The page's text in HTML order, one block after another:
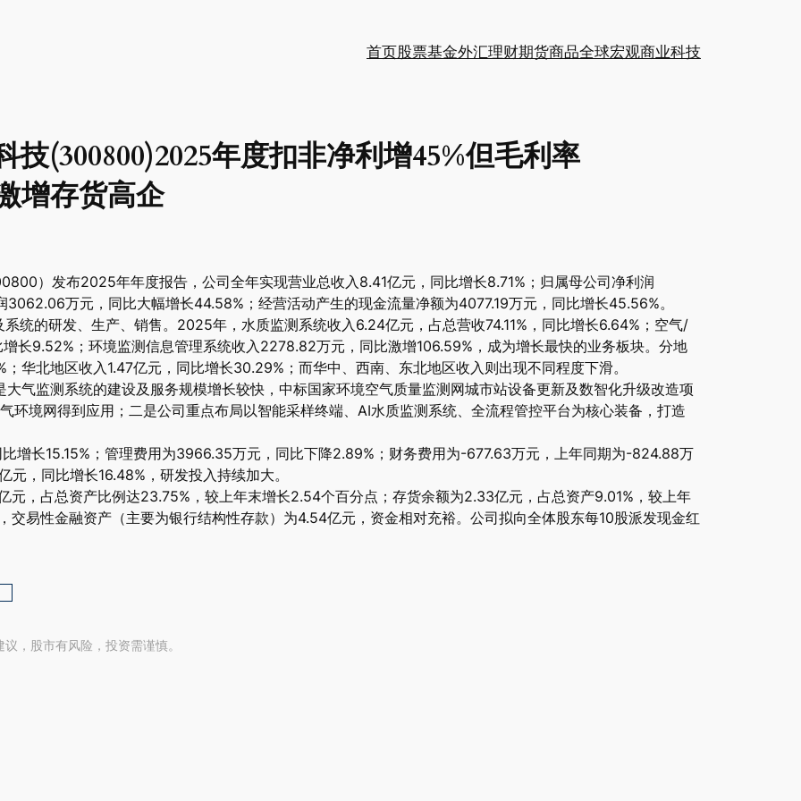
首页股票基金外汇理财期货商品全球宏观商业科技
技(300800)2025年度扣非净利增45%但毛利率
增存货高企
）发布2025年年度报告，公司全年实现营业总收入8.41亿元，同比增长8.71%；归属母公司净利润
万元，同比大幅增长44.58%；经营活动产生的现金流量净额为4077.19万元，同比增长45.56%。
统的研发、生产、销售。2025年，水质监测系统收入6.24亿元，占总营收74.11%，同比增长6.64%；空气/
长9.52%；环境监测信息管理系统收入2278.82万元，同比激增106.59%，成为增长最快的业务板块。分地
华北地区收入1.47亿元，同比增长30.29%；而华中、西南、东北地区收入则出现不同程度下滑。
气监测系统的建设及服务规模增长较快，中标国家环境空气质量监测网城市站设备更新及数智化升级改造项
环境网得到应用；二是公司重点布局以智能采样终端、AI水质监测系统、全流程管控平台为核心装备，打造
增长15.15%；管理费用为3966.35万元，同比下降2.89%；财务费用为-677.63万元，上年同期为-824.88万
，同比增长16.48%，研发投入持续加大。
元，占总资产比例达23.75%，较上年末增长2.54个百分点；存货余额为2.33亿元，占总资产9.01%，较上年
交易性金融资产（主要为银行结构性存款）为4.54亿元，资金相对充裕。公司拟向全体股东每10股派发现金红
，股市有风险，投资需谨慎。